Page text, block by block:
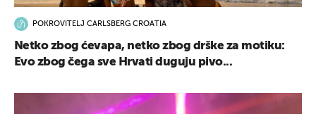
POKROVITELJ CARLSBERG CROATIA
Netko zbog ćevapa, netko zbog drške za motiku:
Evo zbog čega sve Hrvati duguju pivo...